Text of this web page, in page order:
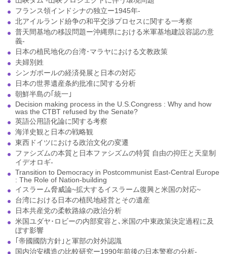
フランス領インドシナの独立ー1945年-
北アイルランド紛争の和平交渉プロセスに関する一考察
普天間基地の移設問題ー沖縄県における米軍基地建設容認の意
義-
日本の植民地化の台湾･マラヤにおける文教政策
夫婦別姓
シンガポールの経済発展と日本の対応
日本の世界遺産条約批准に関する分析
朝鮮半島の｢統一｣
Decision making process in the U.S.Congress : Why and how
was the CTBT refused by the Senate?
英語公用語化論に関する考察
海洋史観と日本の戦略観
東西ドイツにおける政治文化の変遷
ファシズムの本質と日本ファシズムの特質 自由の抑圧と天皇制
イデオロギ-
Transition to Democracy in Postcommunist East-Central Europe
: The Role of Nation-building
イスラーム脅威論~拡大するイスラーム復興と米国の対応~
台湾における日本の植民地経営とその遺産
日本共産党の柔軟路線の政治分析
米国ユダヤ･ロビーの内部変容と､米国の中東政策決定過程に及
ぼす影響
｢帝國國防方針｣と軍部の対外認識
国内治安構造の比較研究ー1990年前後の日本警察の分析-